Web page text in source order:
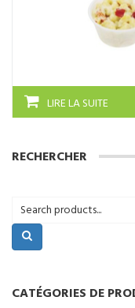
LIRE LA SUITE
RECHERCHER
CATÉGORIES DE